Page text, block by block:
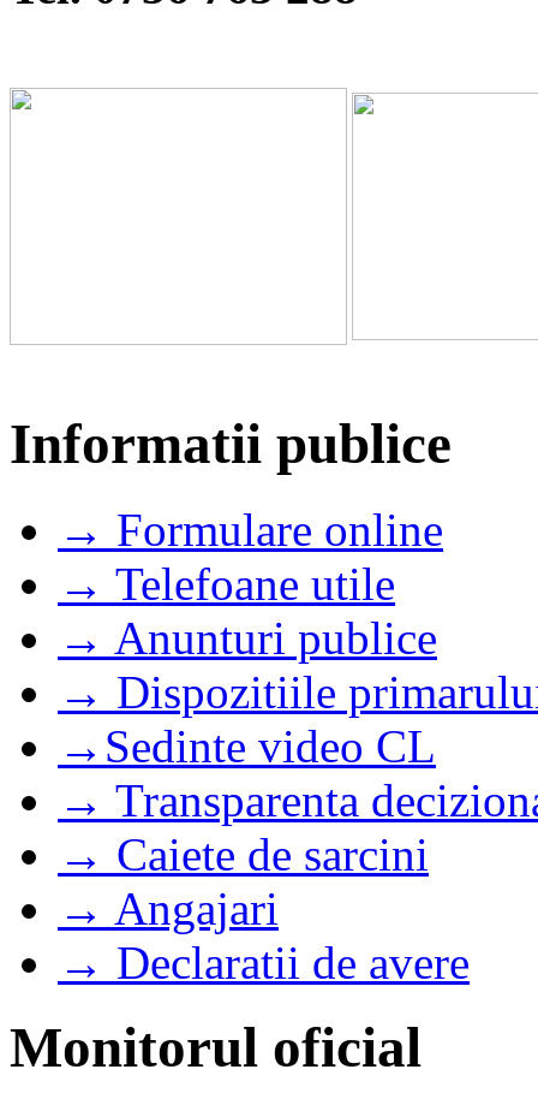
Informatii publice
→ Formulare online
→ Telefoane utile
→ Anunturi publice
→ Dispozitiile
→Sedinte video CL
→ Transparenta
→ Caiete de sarcini
→ Angajari
→ Declaratii de avere
Monitorul oficial